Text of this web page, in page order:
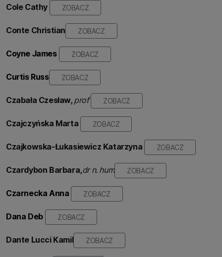
Cole Cathy ZOBACZ
Conte Christian ZOBACZ
Coyne James ZOBACZ
Curtis Russ ZOBACZ
Czabała Czesław, prof ZOBACZ
Czajczyńska Marta ZOBACZ
Czajkowska-Łukasiewicz Katarzyna ZOBACZ
Czardybon Barbara,dr n. hum ZOBACZ
Czarnecka Anna ZOBACZ
Dana Deb ZOBACZ
Dante Lucci Kamil ZOBACZ